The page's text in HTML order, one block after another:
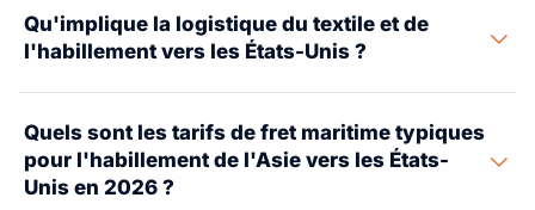
Qu'implique la logistique du textile et de
l'habillement vers les États-Unis ?
comporte plusieurs étapes. Il commence par le fret
maritime ou aérien depuis les sources de production
(Chine, Vietnam, Bangladesh, Turquie, Italie). Vient
Quels sont les tarifs de fret maritime typiques
pour l'habillement de l'Asie vers les États-
Unis en 2026 ?